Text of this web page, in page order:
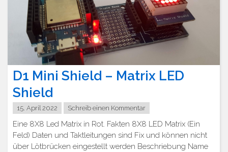
D1 Mini Shield – Matrix LED
Shield
15. April 2022 Schreib einen Kommentar
Eine 8X8 Led Matrix in Rot. Fakten 8X8 LED Matrix (Ein
Feld) Daten und Taktleitungen sind Fix und können nicht
über Lötbrücken eingestellt werden Beschriebung Name